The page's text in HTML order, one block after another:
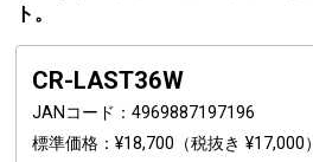
ト。
CR-LAST36W
JANコード
4969887197196
標準価格
¥18,700 （税抜き ¥17,000）